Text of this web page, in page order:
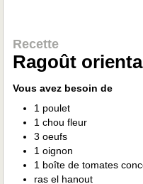
Recette
Ragoût
Vous avez besoin de
1 poulet
1 chou fleur
3 oeufs
1 oignon
1 boîte de tomates
ras el hanout